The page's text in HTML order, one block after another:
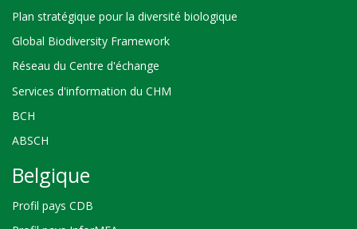
Plan stratégique pour la diversité biologique
Global Biodiversity Framework
Réseau du Centre d'échange
Services d'information du CHM
BCH
ABSCH
Belgique
Profil pays CDB